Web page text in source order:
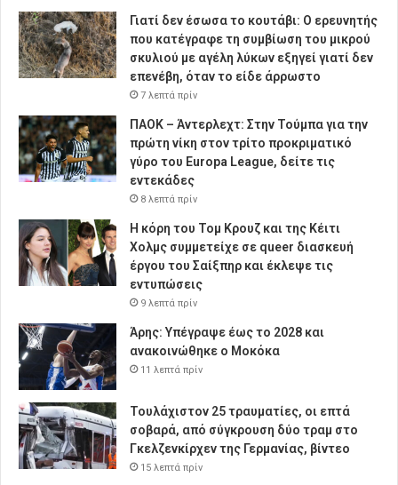
Γιατί δεν έσωσα το κουτάβι: Ο ερευνητής
που κατέγραφε τη συμβίωση του μικρού
σκυλιού με αγέλη λύκων εξηγεί γιατί δεν
επενέβη, όταν το είδε άρρωστο
7 λεπτά πρίν
ΠΑΟΚ – Άντερλεχτ: Στην Τούμπα για την
πρώτη νίκη στον τρίτο προκριματικό
γύρο του Europa League, δείτε τις
εντεκάδες
8 λεπτά πρίν
Η κόρη του Τομ Κρουζ και της Κέιτι
Χολμς συμμετείχε σε queer διασκευή
έργου του Σαίξπηρ και έκλεψε τις
εντυπώσεις
9 λεπτά πρίν
Άρης: Υπέγραψε έως το 2028 και
ανακοινώθηκε ο Μοκόκα
11 λεπτά πρίν
Τουλάχιστον 25 τραυματίες, οι επτά
σοβαρά, από σύγκρουση δύο τραμ στο
Γκελζενκίρχεν της Γερμανίας, βίντεο
15 λεπτά πρίν